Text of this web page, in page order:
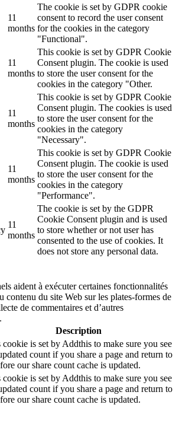
11
months
The cookie is set by GDPR cookie
consent to record the user consent
for the cookies in the category
"Functional".
11
months
This cookie is set by GDPR Cookie
Consent plugin. The cookie is used
to store the user consent for the
cookies in the category "Other.
11
months
This cookie is set by GDPR Cookie
Consent plugin. The cookies is used
to store the user consent for the
cookies in the category
"Necessary".
11
months
This cookie is set by GDPR Cookie
Consent plugin. The cookie is used
to store the user consent for the
cookies in the category
"Performance".
11
months
The cookie is set by the GDPR
Cookie Consent plugin and is used
to store whether or not user has
consented to the use of cookies. It
does not store any personal data.
aident à exécuter certaines fonctionnalités
contenu du site Web sur les plates-formes de
de commentaires et d’autres
Description
cookie is set by Addthis to make sure you see
count if you share a page and return to
our share count cache is updated.
cookie is set by Addthis to make sure you see
count if you share a page and return to
our share count cache is updated.